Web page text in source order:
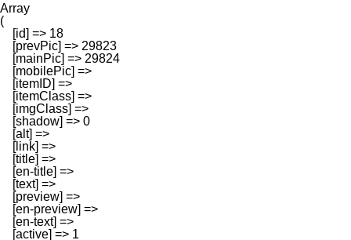
Array
(
    [id] => 18
    [prevPic] => 29823
    [mainPic] => 29824
    [mobilePic] =>
    [itemID] =>
    [itemClass] =>
    [imgClass] =>
    [shadow] => 0
    [alt] =>
    [link] =>
    [title] =>
    [en-title] =>
    [text] =>
    [preview] =>
    [en-preview] =>
    [en-text] =>
    [active] => 1